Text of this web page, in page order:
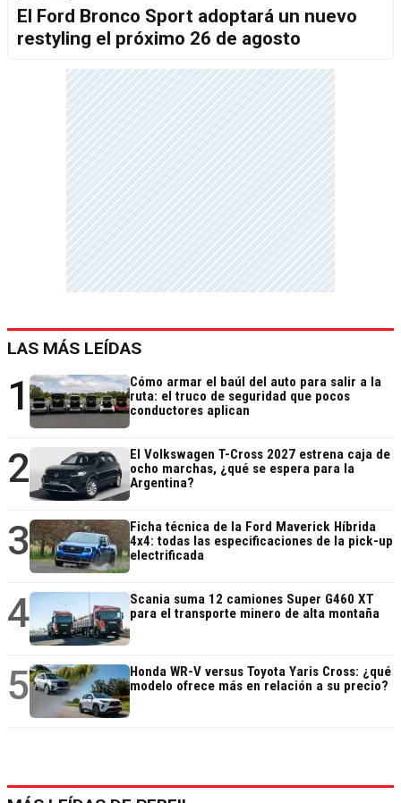
El Ford Bronco Sport adoptará un nuevo
restyling el próximo 26 de agosto
LAS MÁS LEÍDAS
1
Cómo armar el baúl del auto para salir a la
ruta: el truco de seguridad que pocos
conductores aplican
2
El Volkswagen T-Cross 2027 estrena caja de
ocho marchas, ¿qué se espera para la
Argentina?
3
Ficha técnica de la Ford Maverick Híbrida
4x4: todas las especificaciones de la pick-up
electrificada
4
Scania suma 12 camiones Super G460 XT
para el transporte minero de alta montaña
5
Honda WR-V versus Toyota Yaris Cross: ¿qué
modelo ofrece más en relación a su precio?